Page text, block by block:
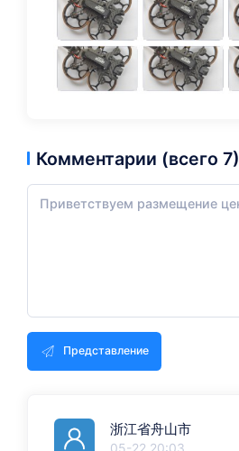
Комментарии (всего 7)
Представление
浙江省舟山市